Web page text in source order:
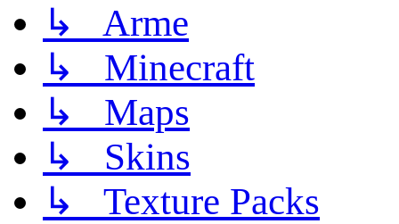
↳ Arme
↳ Minecraft
↳ Maps
↳ Skins
↳ Texture Packs